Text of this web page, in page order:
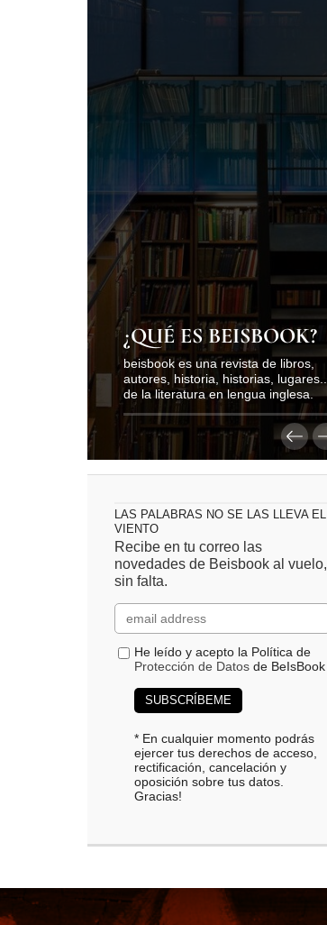
¿QUÉ ES BEISBOOK?
beisbook es una revista de libros,
autores, historia, historias, lugares...
de la literatura en lengua inglesa.
LAS PALABRAS NO SE LAS LLEVA EL
VIENTO
Recibe en tu correo las
novedades de Beisbook al vuelo,
sin falta.
He leído y acepto la Política de
Protección de Datos de BeIsBook
* En cualquier momento podrás
ejercer tus derechos de acceso,
rectificación, cancelación y
oposición sobre tus datos.
Gracias!